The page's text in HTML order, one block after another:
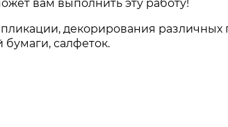
вам выполнить эту работу!
декорирования
салфеток.